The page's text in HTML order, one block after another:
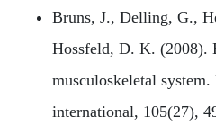
Bruns, J., Delling, G.,
Hossfeld, D. K. (2008).
musculoskeletal
international, 105(27),